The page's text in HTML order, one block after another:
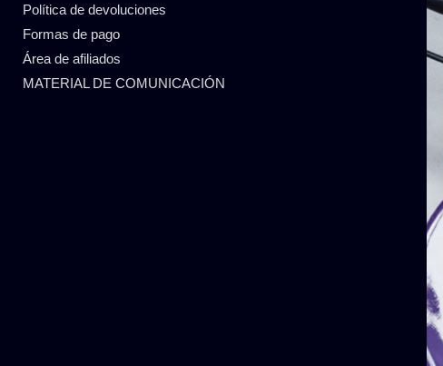
Política de devoluciones
Formas de pago
Área de afiliados
MATERIAL DE COMUNICACIÓN